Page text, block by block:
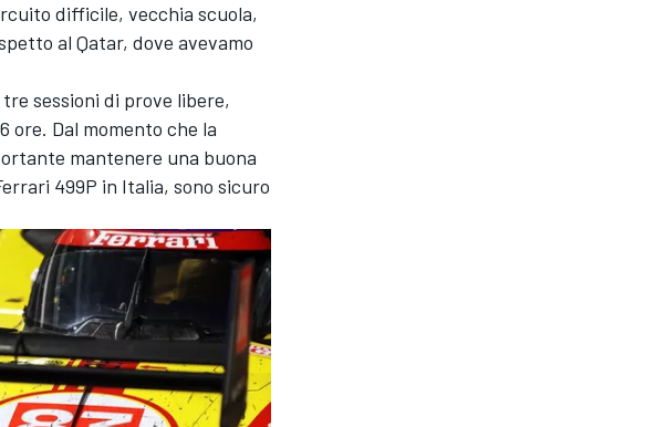
difficile, vecchia scuola,
al Qatar, dove avevamo
sessioni di prove libere,
ore. Dal momento che la
mantenere una buona
499P in Italia, sono sicuro